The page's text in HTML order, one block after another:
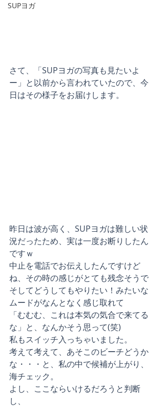
SUPヨガ
さて、「SUPヨガの写真も見たいよ
ー」と以前から言われていたので、今
日はその様子をお届けします。
昨日は波が高く、SUPヨガは難しい状
況だったため、実は一度お断りしたん
ですｗ
中止を電話でお伝えしたんですけど
ね、その時の感じがとても残念そうで
そしてどうしてもやりたい！みたいな
ムードがなんとなく感じ取れて
「むむむ、これは本気の気合で来てる
な」と、なんかそう思って(笑)
私もスイッチ入っちゃいました。
考えて考えて、あそこのビーチどうか
な・・・と、私の中で候補が上がり、
海チェック。
よし、ここならいけるだろうと判断
し、